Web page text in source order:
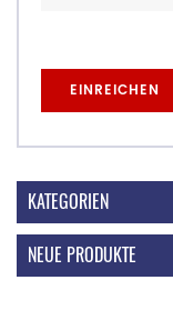
KATEGORIEN
NEUE PRODUKTE